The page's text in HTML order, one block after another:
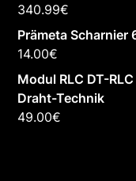
340.99€
Prämeta
14.00€
Modul RLC DT-
Draht-Technik
49.00€